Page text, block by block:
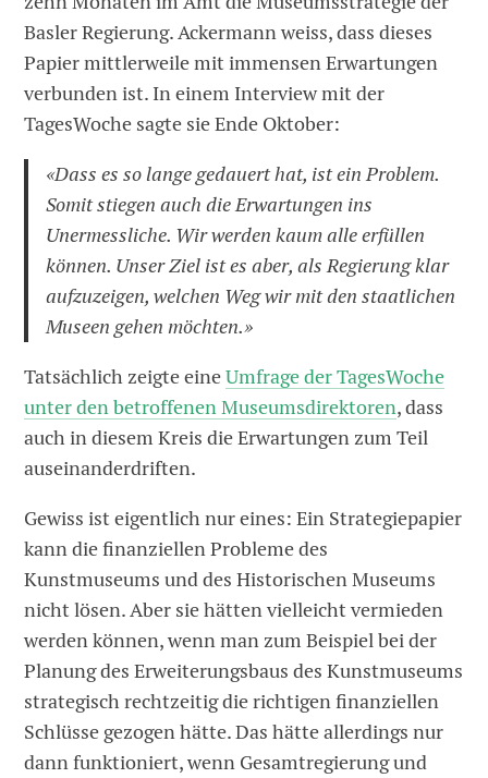
Basler Regierung. Ackermann weiss, dass dieses
Papier mittlerweile mit immensen Erwartungen
verbunden ist. In einem Interview mit der
TagesWoche sagte sie Ende Oktober:
«Dass es so lange gedauert hat, ist ein Problem.
Somit stiegen auch die Erwartungen ins
Unermessliche. Wir werden kaum alle erfüllen
können. Unser Ziel ist es aber, als Regierung klar
aufzuzeigen, welchen Weg wir mit den staatlichen
Museen gehen möchten.»
Tatsächlich zeigte eineUmfrage der TagesWoche
unter den betroffenen Museumsdirektoren, dass
auch in diesem Kreis die Erwartungen zum Teil
auseinanderdriften.
Gewiss ist eigentlich nur eines: Ein Strategiepapier
kann die finanziellen Probleme des
Kunstmuseums und des Historischen Museums
nicht lösen. Aber sie hätten vielleicht vermieden
werden können, wenn man zum Beispiel bei der
Planung des Erweiterungsbaus des Kunstmuseums
strategisch rechtzeitig die richtigen finanziellen
Schlüsse gezogen hätte. Das hätte allerdings nur
dann funktioniert, wenn Gesamtregierung und